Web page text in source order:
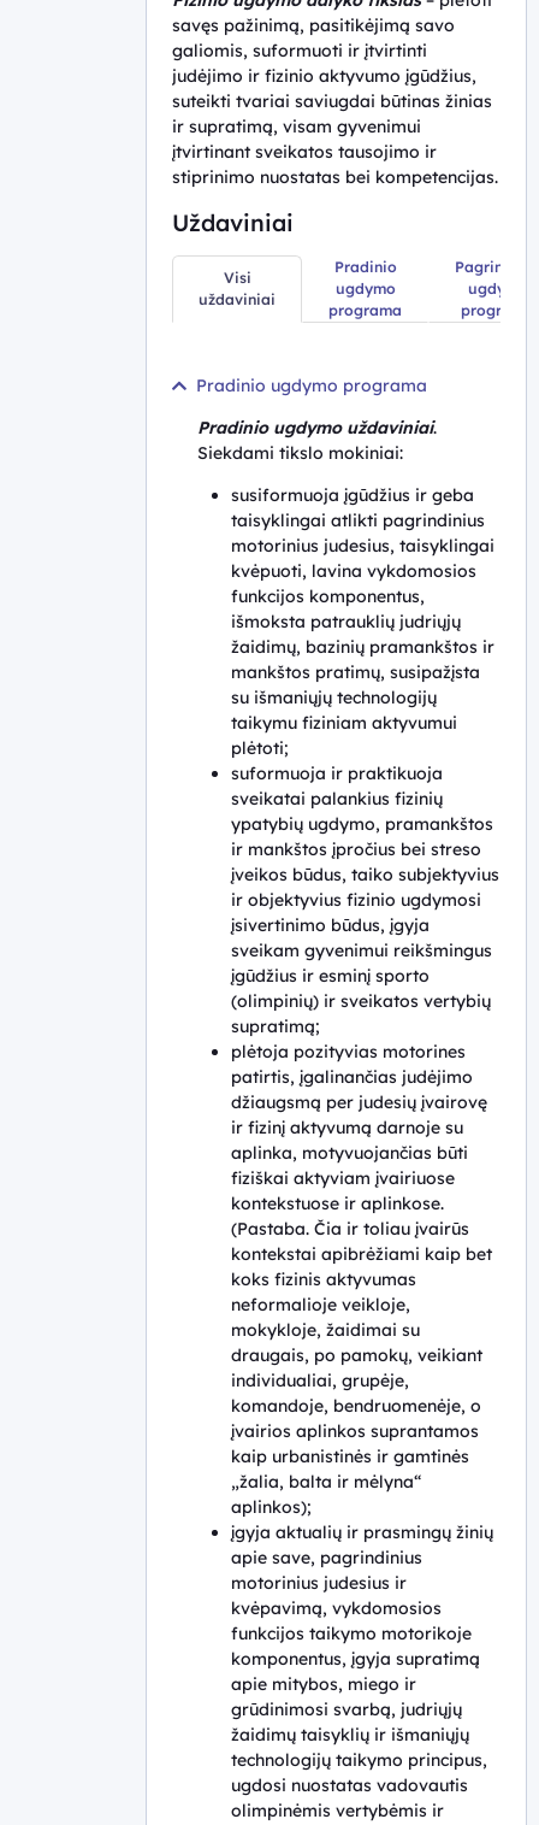
savęs pažinimą, pasitikėjimą savo
galiomis, suformuoti ir įtvirtinti
judėjimo ir fizinio aktyvumo įgūdžius,
suteikti tvariai saviugdai būtinas žinias
ir supratimą, visam gyvenimui
įtvirtinant sveikatos tausojimo ir
stiprinimo nuostatas bei kompetencijas.
Uždaviniai
Visi
uždaviniai
Pradinio
ugdymo
programa
ugdymo
programa
Pradinio ugdymo programa
Pradinio ugdymo uždaviniai.
Siekdami tikslo mokiniai:
susiformuoja įgūdžius ir geba
taisyklingai atlikti pagrindinius
motorinius judesius, taisyklingai
kvėpuoti, lavina vykdomosios
funkcijos komponentus,
išmoksta patrauklių judriųjų
žaidimų, bazinių pramankštos ir
mankštos pratimų, susipažįsta
su išmaniųjų technologijų
taikymu fiziniam aktyvumui
plėtoti;
suformuoja ir praktikuoja
sveikatai palankius fizinių
ypatybių ugdymo, pramankštos
ir mankštos įpročius bei streso
įveikos būdus, taiko subjektyvius
ir objektyvius fizinio ugdymosi
įsivertinimo būdus, įgyja
sveikam gyvenimui reikšmingus
įgūdžius ir esminį sporto
(olimpinių) ir sveikatos vertybių
supratimą;
plėtoja pozityvias motorines
patirtis, įgalinančias judėjimo
džiaugsmą per judesių įvairovę
ir fizinį aktyvumą darnoje su
aplinka, motyvuojančias būti
fiziškai aktyviam įvairiuose
kontekstuose ir aplinkose.
(Pastaba. Čia ir toliau įvairūs
kontekstai apibrėžiami kaip bet
koks fizinis aktyvumas
neformalioje veikloje,
mokykloje, žaidimai su
draugais, po pamokų, veikiant
individualiai, grupėje,
komandoje, bendruomenėje, o
įvairios aplinkos suprantamos
kaip urbanistinės ir gamtinės
„žalia, balta ir mėlyna“
aplinkos);
įgyja aktualių ir prasmingų žinių
apie save, pagrindinius
motorinius judesius ir
kvėpavimą, vykdomosios
funkcijos taikymo motorikoje
komponentus, įgyja supratimą
apie mitybos, miego ir
grūdinimosi svarbą, judriųjų
žaidimų taisyklių ir išmaniųjų
technologijų taikymo principus,
ugdosi nuostatas vadovautis
olimpinėmis vertybėmis ir